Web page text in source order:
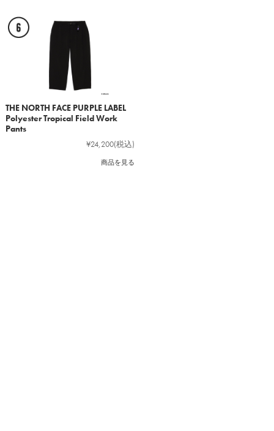
THE NORTH FACE PURPLE LABEL
Polyester Tropical Field Work
Pants
¥24,200(税込)
商品を見る